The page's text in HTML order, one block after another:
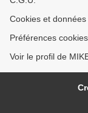
Cookies et
Préférences cookies
Voir le profil de